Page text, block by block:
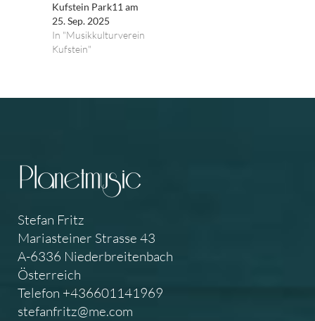
Kufstein Park11 am
25. Sep. 2025
In "Musikkulturverein
Kufstein"
Stefan Fritz
Mariasteiner Strasse 43
A-6336 Niederbreitenbach
Österreich
Telefon +436601141969
stefanfritz@me.com